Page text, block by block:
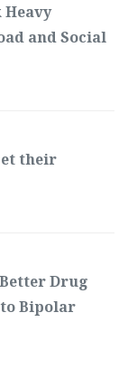
Heavy
and Social
their
Drug
Bipolar